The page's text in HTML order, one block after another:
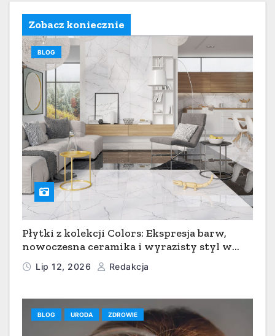
Zobacz koniecznie
BLOG
Płytki z kolekcji Colors: Ekspresja barw,
nowoczesna ceramika i wyrazisty styl w
łazience, kuchni i salonie
Lip 12, 2026 Redakcja
BLOG URODA ZDROWIE